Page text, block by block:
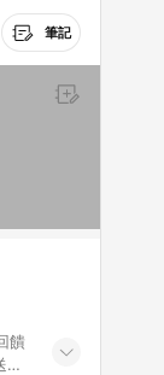
筆記
饋